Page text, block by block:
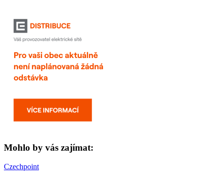
Mohlo by vás zajímat:
Czechpoint